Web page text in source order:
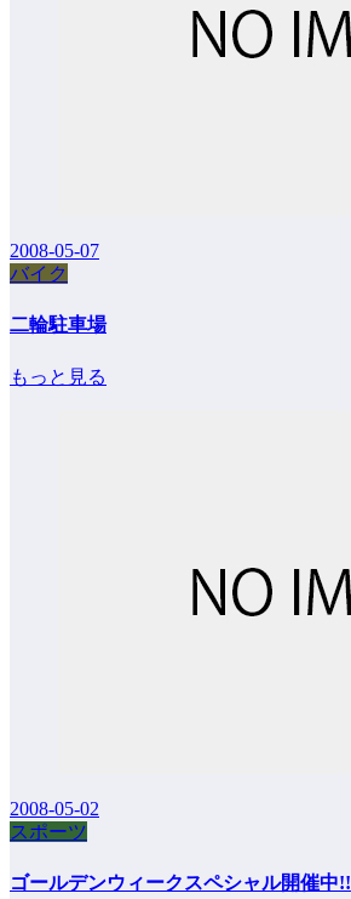
2008-05-07
バイク
二輪駐車場
もっと見る
2008-05-02
スポーツ
ゴールデンウィークスペシャル開催中!!